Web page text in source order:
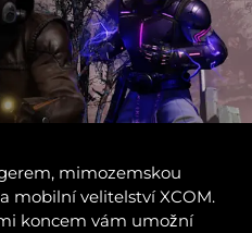
mimozemskou
mobilní velitelství XCOM.
koncem vám umožní